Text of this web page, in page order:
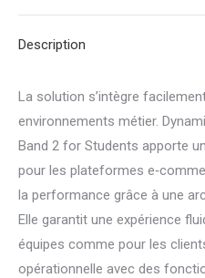
1
2
for
Students
Description
La solution s’intègre
environnements métier.
Band 2 for Students apporte
pour les plateformes
la performance grâce à une
Elle garantit une expérience
équipes comme pour les
opérationnelle avec des